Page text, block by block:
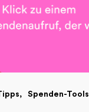
Spenden-Tools